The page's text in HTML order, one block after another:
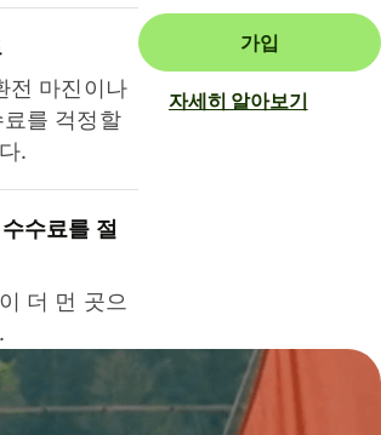
전 마진이나
를 걱정할
.
수료를 절
더 먼 곳으
가입
자세히 알아보기